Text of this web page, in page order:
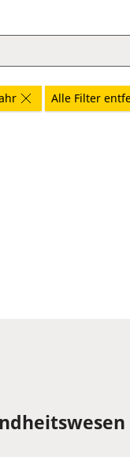
Alle Filter